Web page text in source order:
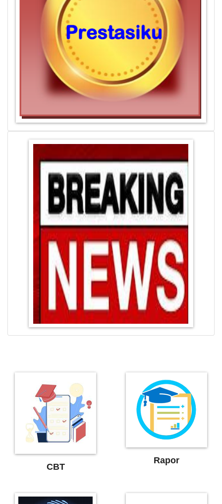
CBT
Rapor